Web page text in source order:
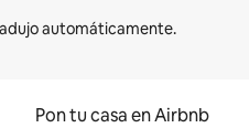
Pon tu casa en Airbnb